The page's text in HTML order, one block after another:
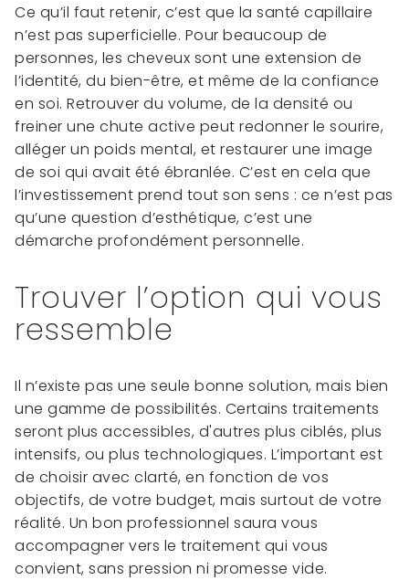
Ce qu’il faut retenir, c’est que la santé capillaire
n’est pas superficielle. Pour beaucoup de
personnes, les cheveux sont une extension de
l’identité, du bien-être, et même de la confiance
en soi. Retrouver du volume, de la densité ou
freiner une chute active peut redonner le sourire,
alléger un poids mental, et restaurer une image
de soi qui avait été ébranlée. C’est en cela que
l’investissement prend tout son sens : ce n’est pas
qu’une question d’esthétique, c’est une
démarche profondément personnelle.
Trouver l’option qui vous
ressemble
Il n’existe pas une seule bonne solution, mais bien
une gamme de possibilités. Certains traitements
seront plus accessibles, d'autres plus ciblés, plus
intensifs, ou plus technologiques. L’important est
de choisir avec clarté, en fonction de vos
objectifs, de votre budget, mais surtout de votre
réalité. Un bon professionnel saura vous
accompagner vers le traitement qui vous
convient, sans pression ni promesse vide.